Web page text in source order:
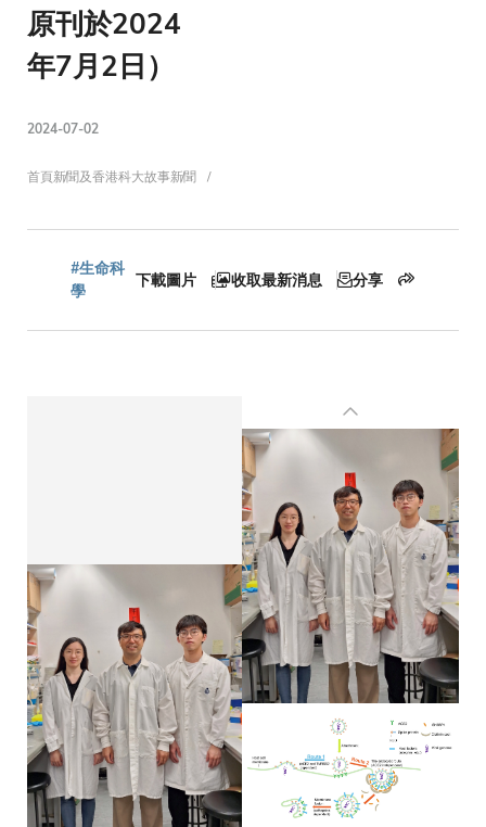
原刊於2024
年7月2日）
2024-07-02
導
航
首頁新聞及香港科大故事新聞
#生命科
學
下載圖片 收取最新消息 分享